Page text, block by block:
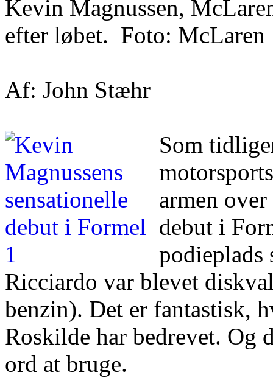
Kevin Magnussen,
efter løbet. Foto: McLaren
Af: John Stæhr
Som
armen
debut i
podieplads
Ricciardo var blevet
benzin). Det er fantastisk,
Roskilde har bedrevet. Og
ord at bruge.